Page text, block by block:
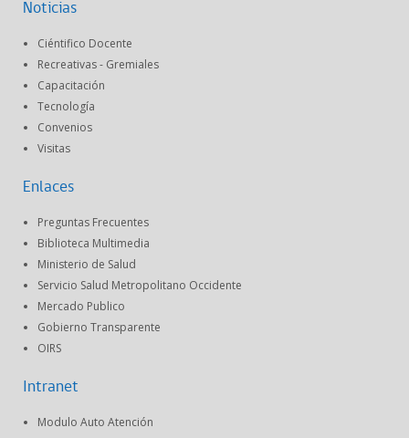
Noticias
Ciéntifico Docente
Recreativas - Gremiales
Capacitación
Tecnología
Convenios
Visitas
Enlaces
Preguntas Frecuentes
Biblioteca Multimedia
Ministerio de Salud
Servicio Salud Metropolitano Occidente
Mercado Publico
Gobierno Transparente
OIRS
Intranet
Modulo Auto Atención